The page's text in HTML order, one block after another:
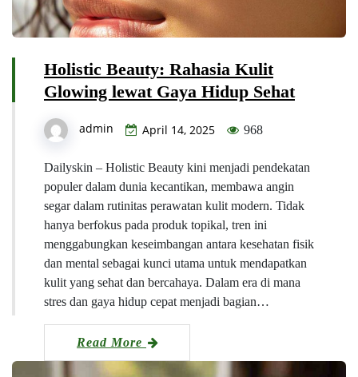
Holistic Beauty: Rahasia Kulit
Glowing lewat Gaya Hidup Sehat
admin April 14, 2025 968
Dailyskin – Holistic Beauty kini menjadi pendekatan
populer dalam dunia kecantikan, membawa angin
segar dalam rutinitas perawatan kulit modern. Tidak
hanya berfokus pada produk topikal, tren ini
menggabungkan keseimbangan antara kesehatan fisik
dan mental sebagai kunci utama untuk mendapatkan
kulit yang sehat dan bercahaya. Dalam era di mana
stres dan gaya hidup cepat menjadi bagian…
Read More